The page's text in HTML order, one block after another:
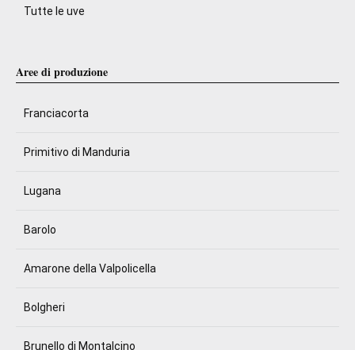
Tutte le uve
Aree di produzione
Franciacorta
Primitivo di Manduria
Lugana
Barolo
Amarone della Valpolicella
Bolgheri
Brunello di Montalcino